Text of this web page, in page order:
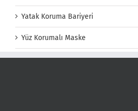
Yatak Koruma Bariyeri
Yüz Korumalı Maske